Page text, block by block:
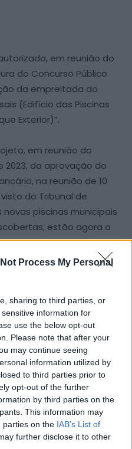
Process My Personal
sharing to third parties, or
information for
use the below opt-out
Please note that after your
may continue seeing
information utilized by
to third parties prior to
opt-out of the further
by third parties on the
This information may
parties on the IAB’s List of
further disclose it to other
em reunião do
do Concurso Público
da empreitada do
(Edifício das Piscinas
Exterior)”.
em reunião do
2023, da aprovação do
na reunião de 10
do Tribunal de
piscinas municipais
estão agora a
com a aprovação da
O prazo global de
a partir da data de
de Codessais, para
e lazer
ao ar livre e pelos seus
uma utilização
aquáticas de
e de competição com a
Coberta. O projeto
Exterior (nascente
do Campo Desportivo e